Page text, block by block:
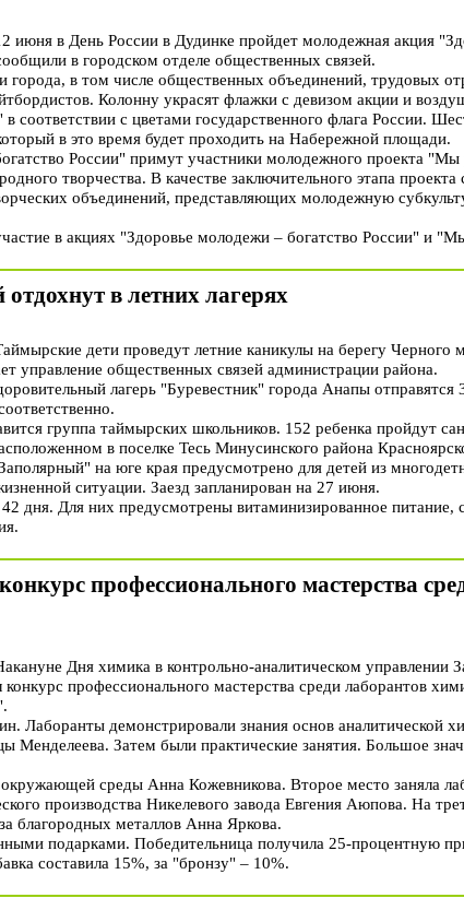
в День России в Дудинке пройдет молодежная акция
в городском отделе общественных связей.
города, в том числе общественных объединений, трудовых
Колонну украсят флажки с девизом акции и
соответствии с цветами государственного флага России.
в это время будет проходить на Набережной площади.
России" примут участники молодежного проекта
творчества. В качестве заключительного этапа проекта
объединений, представляющих молодежную
в акциях "Здоровье молодежи – богатство России" и
в летних лагерях
дети проведут летние каникулы на берегу Черного
управление общественных связей администрации района.
лагерь "Буревестник" города Анапы отправятся
группа таймырских школьников. 152 ребенка пройдут
в поселке Тесь Минусинского района
на юге края предусмотрено для детей из
ситуации. Заезд запланирован на 27 июня.
дня. Для них предусмотрены витаминизированное питание,
профессионального мастерства
Дня химика в контрольно-аналитическом управлении
профессионального мастерства среди лаборантов
Лаборанты демонстрировали знания основ аналитической
Менделеева. Затем были практические занятия. Большое
среды Анна Кожевникова. Второе место заняла
производства Никелевого завода Евгения Аюпова. На
благородных металлов Анна Яркова.
подарками. Победительница получила 25-процентную
составила 15%, за "бронзу" – 10%.